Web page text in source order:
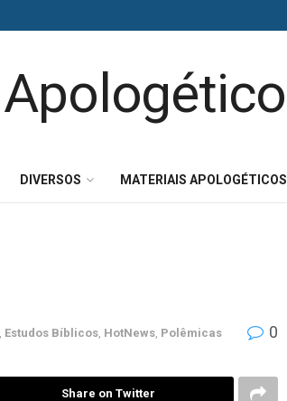
DIVERSOS MATERIAIS APOLOGÉTICOS
Estudos Bíblicos HotNews Polêmicas 0
Share on Twitter